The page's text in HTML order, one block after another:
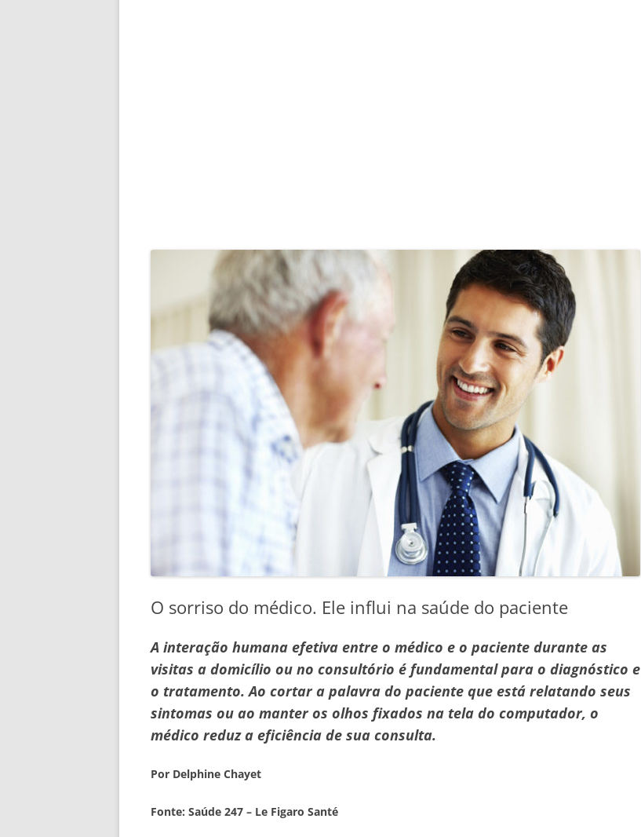
O sorriso do médico. Ele influi na saúde do paciente
A interação humana efetiva entre o médico e o paciente durante as
visitas a domicílio ou no consultório é fundamental para o diagnóstico e
o tratamento. Ao cortar a palavra do paciente que está relatando seus
sintomas ou ao manter os olhos fixados na tela do computador, o
médico reduz a eficiência de sua consulta.
Por Delphine Chayet
Fonte: Saúde 247 – Le Figaro Santé